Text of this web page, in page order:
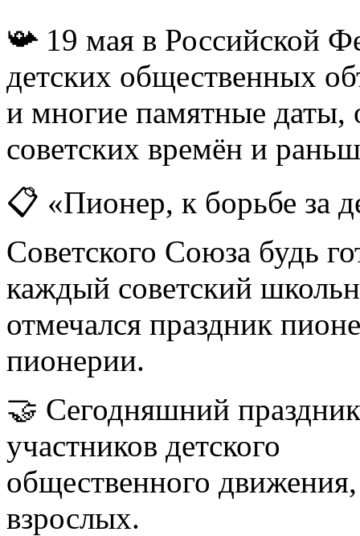
📯 19 мая в Российской
детских общественных
и многие памятные даты,
советских времён и
📋 «Пионер, к борьбе за
Советского Союза будь
каждый советский
отмечался праздник
пионерии.
🤝 Сегодняшний
участников детского
общественного
взрослых.